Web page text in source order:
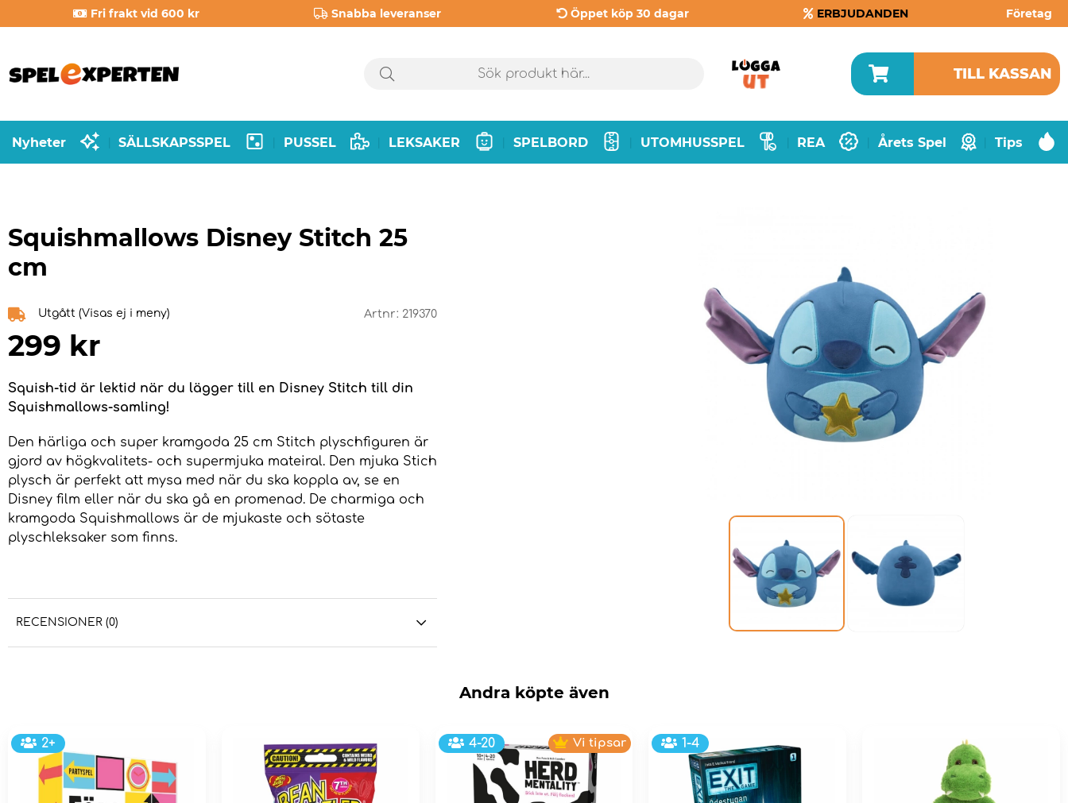
Fri frakt vid 600 kr Snabba leveranser Öppet köp 30 dagar ERBJUDANDEN Företag
TILL KASSAN
Nyheter SÄLLSKAPSSPEL PUSSEL LEKSAKER SPELBORD UTOMHUSSPEL REA Årets Spel Tips
Squishmallows Disney Stitch 25
cm
Utgått (Visas ej i meny) Artnr: 219370
299 kr
Squish-tid är lektid när du lägger till en Disney Stitch till din
Squishmallows-samling!
Den härliga och super kramgoda 25 cm Stitch plyschfiguren är
gjord av högkvalitets- och supermjuka mateiral. Den mjuka Stich
plysch är perfekt att mysa med när du ska koppla av, se en
Disney film eller när du ska gå en promenad. De charmiga och
kramgoda Squishmallows är de mjukaste och sötaste
plyschleksaker som finns.
RECENSIONER (0)
Andra köpte även
2+ 4-20 Vi tipsar 1-4